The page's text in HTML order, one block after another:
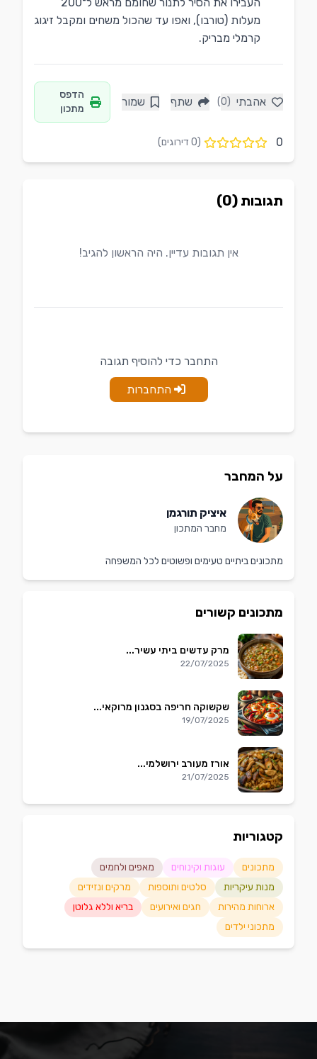
מעלות (טורבו), ואפו עד שהכול משחים ומקבל זיגוג
קרמלי מבריק.
אהבתי (0) שתף שמור
הדפס
מתכון
0
(
0 דירוגים)
תגובות (0)
אין תגובות עדיין. היה הראשון להגיב!
התחבר כדי להוסיף תגובה
התחברות
על המחבר
איציק תורגמן
מחבר המתכון
מתכונים ביתיים טעימים ופשוטים לכל המשפחה
מתכונים קשורים
מרק עדשים ביתי עשיר...
22/07/2025
שקשוקה חריפה בסגנון מרוקאי...
19/07/2025
אורז מעורב ירושלמי...
21/07/2025
קטגוריות
מתכונים עוגות וקינוחים
מאפים ולחמים
מנות עיקריות
סלטים ותוספות
מרקים ונזידים
ארוחות מהירות
חגים ואירועים
בריא וללא גלוטן
מתכוני ילדים